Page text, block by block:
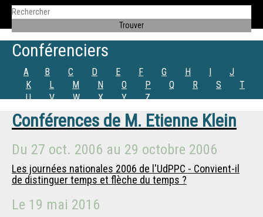
Conférenciers
A B C D E F G H I
J
K
L M N O P Q R S
T
U
V W X Y Z
Conférences de M. Etienne Klein
Du 27 oct. 2006 au 29 octobre 2006
Les journées nationales 2006 de l'UdPPC - Convient-il
de distinguer temps et flèche du temps ?
Le 19 mai 2016